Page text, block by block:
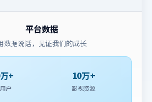
平台数据
数据说话，见证我们的成长
+
户
10万+
影视资源